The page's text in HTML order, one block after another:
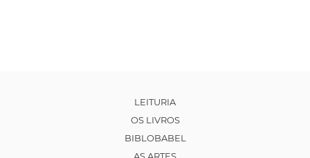
LEITURIA
OS LIVROS
BIBLOBABEL